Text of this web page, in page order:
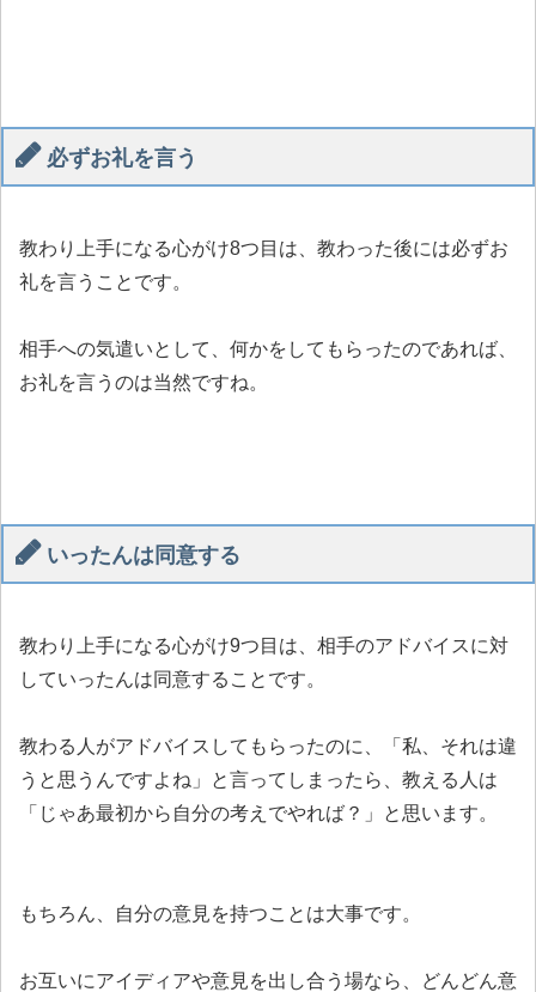
必ずお礼を言う
教わり上手になる心がけ8つ目は、教わった後には必ずお
礼を言うことです。
相手への気遣いとして、何かをしてもらったのであれば、
お礼を言うのは当然ですね。
いったんは同意する
教わり上手になる心がけ9つ目は、相手のアドバイスに対
していったんは同意することです。
教わる人がアドバイスしてもらったのに、「私、それは違
うと思うんですよね」と言ってしまったら、教える人は
「じゃあ最初から自分の考えでやれば？」と思います。
もちろん、自分の意見を持つことは大事です。
お互いにアイディアや意見を出し合う場なら、どんどん意